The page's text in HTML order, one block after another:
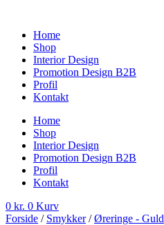
indholdHome
Shop
Interior Design
Promotion Design B2B
Profil
Kontakt
Home
Shop
Interior Design
Promotion Design B2B
Profil
Kontakt
0 kr. 0 Kurv
Forside / Smykker/Øreringe - Guld